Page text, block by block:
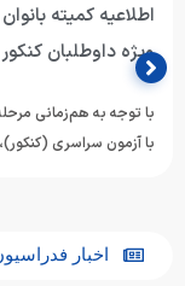
اطلاعیه کمیته
ویژه داوطلبان کنکور
با توجه به هم‌زمانی
با آزمون سراسری
اخبار